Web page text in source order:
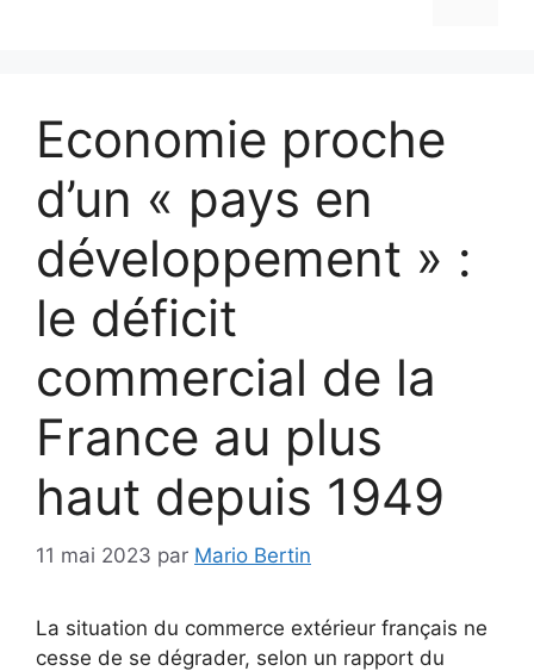
Economie proche
d’un « pays en
développement » :
le déficit
commercial de la
France au plus
haut depuis 1949
11 mai 2023 par Mario Bertin
La situation du commerce extérieur français ne
cesse de se dégrader, selon un rapport du